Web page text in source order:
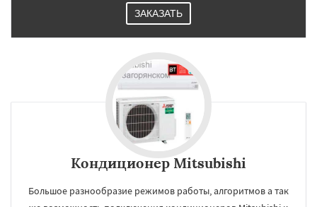
ЗАКАЗАТЬ
Кондиционер Mitsubishi
Большое разнообразие режимов работы, алгоритмов а так